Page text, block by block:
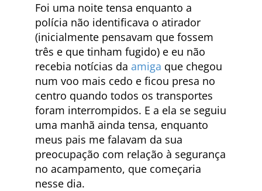
Foi uma noite tensa enquanto a
polícia não identificava o atirador
(inicialmente pensavam que fossem
três e que tinham fugido) e eu não
recebia notícias da amiga que chegou
num voo mais cedo e ficou presa no
centro quando todos os transportes
foram interrompidos. E a ela se seguiu
uma manhã ainda tensa, enquanto
meus pais me falavam da sua
preocupação com relação à segurança
no acampamento, que começaria
nesse dia.